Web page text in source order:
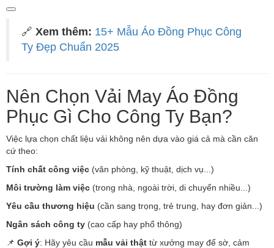
🔗 Xem thêm: 15+ Mẫu Áo Đồng Phục Công
Ty Đẹp Chuẩn 2025
Nên Chọn Vải May Áo Đồng
Phục Gì Cho Công Ty Bạn?
Việc lựa chọn chất liệu vải không nên dựa vào giá cả mà cần căn
cứ theo:
Tính chất công việc (văn phòng, kỹ thuật, dịch vụ...)
Môi trường làm việc (trong nhà, ngoài trời, di chuyển nhiều...)
Yêu cầu thương hiệu (cần sang trọng, trẻ trung, hay đơn giản...)
Ngân sách công ty (cao cấp hay phổ thông)
📌 Gợi ý: Hãy yêu cầu mẫu vải thật từ xưởng may để sờ, cảm